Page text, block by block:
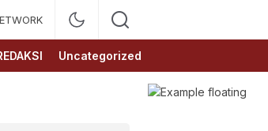
Uncategorized